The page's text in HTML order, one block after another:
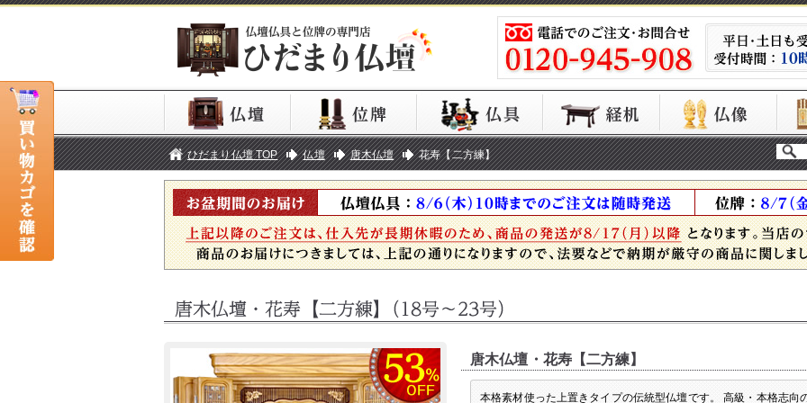
唐木仏壇・花寿【二方練】
本格素材使った上置きタイプの伝統型仏壇です。 高級・本格志向
ひだまり仏壇 TOP 仏壇 唐木仏壇 花寿【二方練】